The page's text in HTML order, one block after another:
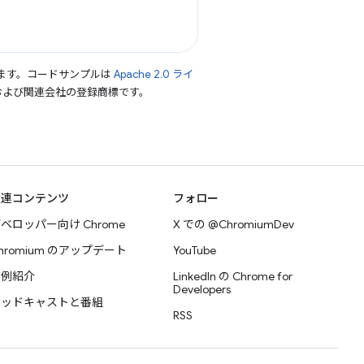
す。コードサンプルは Apache 2.0 ライ
び関連会社の登録商標です。
コンテンツ
ロッパー向け Chrome
のアップデート
紹介
ドキャストと番組
フォロー
X での @ChromiumDev
YouTube
LinkedIn の Chrome for
Developers
RSS